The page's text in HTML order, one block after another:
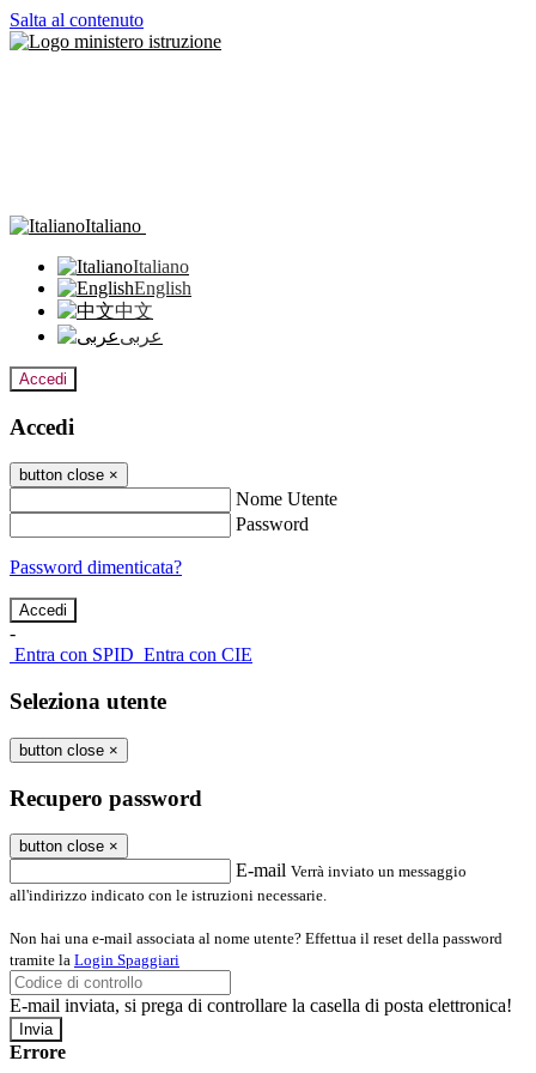
Salta al contenuto
Italiano
Italiano
English
中文
عربى
Accedi
Accedi
button close ×
Nome Utente
Password
Password dimenticata?
-
Entra con SPID Entra con CIE
Seleziona utente
button close ×
Recupero password
button close ×
E-mail Verrà inviato un messaggio
all'indirizzo indicato con le istruzioni necessarie.
Non hai una e-mail associata al nome utente? Effettua il reset della password
tramite la Login Spaggiari
E-mail inviata, si prega di controllare la casella di posta elettronica!
Errore